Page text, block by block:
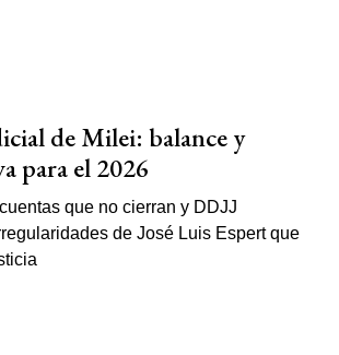
de Milei: balance y
para el 2026